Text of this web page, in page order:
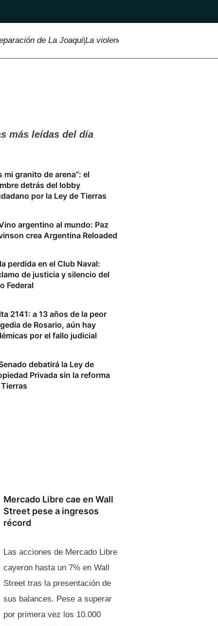
de La Joaqui|La violencia no tiene feria: la OVD
más leídas del día
mi granito de arena”: el
detrás del lobby
por la Ley de Tierras
argentino al mundo: Paz
crea Argentina Reloaded
perdida en el Club Naval:
de justicia y silencio del
Federal
2141: a 13 años de la peor
de Rosario, aún hay
por el fallo judicial
debatirá la Ley de
Privada sin la reforma
Mercado Libre cae en Wall
Street pese a ingresos
récord
Las acciones de Mercado Libre
cayeron hasta un 7% en Wall
Street tras la presentación de
sus balances. Pese a superar
por primera vez los 10.000